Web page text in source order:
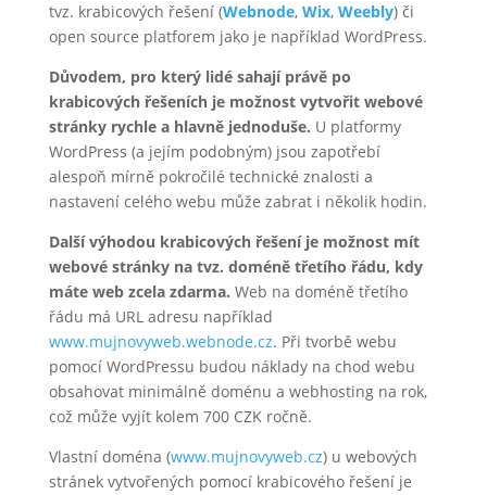
tvz. krabicových řešení (Webnode, Wix, Weebly) či
open source platforem jako je například WordPress.
Důvodem, pro který lidé sahají právě po
krabicových řešeních je možnost vytvořit webové
stránky rychle a hlavně jednoduše. U platformy
WordPress (a jejím podobným) jsou zapotřebí
alespoň mírně pokročilé technické znalosti a
nastavení celého webu může zabrat i několik hodin.
Další výhodou krabicových řešení je možnost mít
webové stránky na tvz. doméně třetího řádu, kdy
máte web zcela zdarma. Web na doméně třetího
řádu má URL adresu například
www.mujnovyweb.webnode.cz. Při tvorbě webu
pomocí WordPressu budou náklady na chod webu
obsahovat minimálně doménu a webhosting na rok,
což může vyjít kolem 700 CZK ročně.
Vlastní doména (www.mujnovyweb.cz) u webových
stránek vytvořených pomocí krabicového řešení je